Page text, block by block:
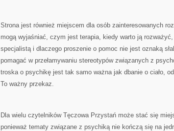
Strona jest również miejscem dla osób zainteresowanych
mogą wyjaśniać, czym jest terapia, kiedy warto ją
specjalistą i dlaczego proszenie o pomoc nie jest oznaką
pomagać w przełamywaniu stereotypów związanych z
troska o psychikę jest tak samo ważna jak dbanie o ciało,
To ważny przekaz.
Dla wielu czytelników Tęczowa Przystań może stać się
ponieważ tematy związane z psychiką nie kończą się na